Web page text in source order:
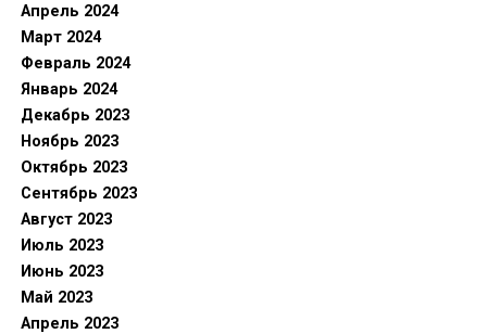
Апрель 2024
Март 2024
Февраль 2024
Январь 2024
Декабрь 2023
Ноябрь 2023
Октябрь 2023
Сентябрь 2023
Август 2023
Июль 2023
Июнь 2023
Май 2023
Апрель 2023